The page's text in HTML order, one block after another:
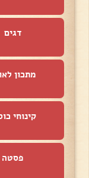
דגים
מתכון
קינוחי
פסטה